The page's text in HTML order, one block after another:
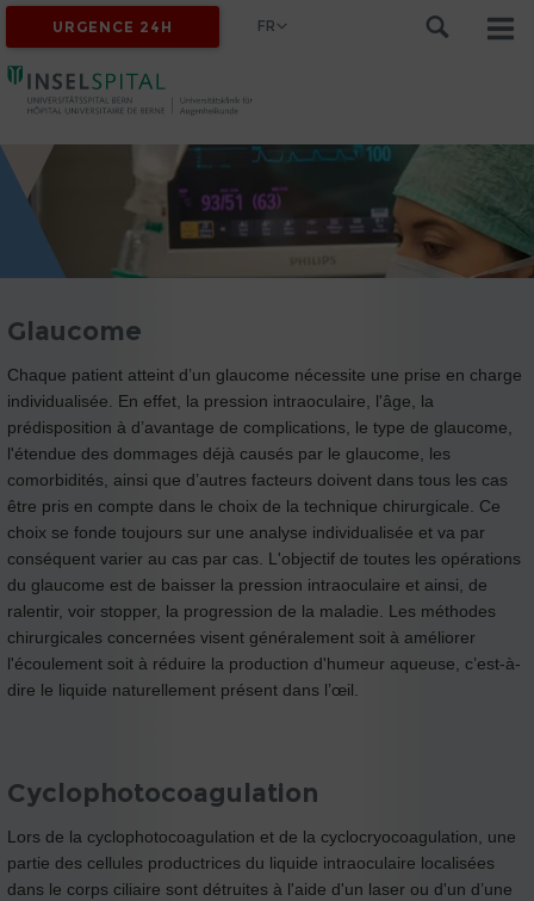
URGENCE 24H FR
Glaucome
Chaque patient atteint d’un glaucome nécessite une prise en charge
individualisée. En effet, la pression intraoculaire, l'âge, la
prédisposition à d’avantage de complications, le type de glaucome,
l'étendue des dommages déjà causés par le glaucome, les
comorbidités, ainsi que d’autres facteurs doivent dans tous les cas
être pris en compte dans le choix de la technique chirurgicale. Ce
choix se fonde toujours sur une analyse individualisée et va par
conséquent varier au cas par cas. L'objectif de toutes les opérations
du glaucome est de baisser la pression intraoculaire et ainsi, de
ralentir, voir stopper, la progression de la maladie. Les méthodes
chirurgicales concernées visent généralement soit à améliorer
l'écoulement soit à réduire la production d'humeur aqueuse, c’est-à-
dire le liquide naturellement présent dans l’œil.
Cyclophotocoagulation
Lors de la cyclophotocoagulation et de la cyclocryocoagulation, une
partie des cellules productrices du liquide intraoculaire localisées
dans le corps ciliaire sont détruites à l'aide d'un laser ou d'un d’une